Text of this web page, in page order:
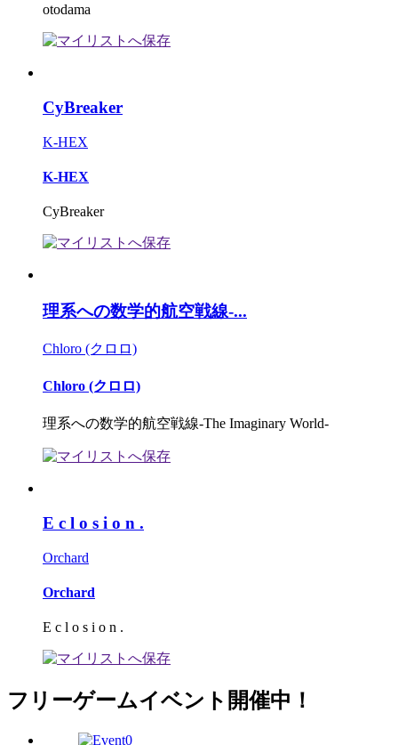
otodama
CyBreaker
K-HEX
K-HEX
CyBreaker
理系への数学的航空戦線-...
Chloro (クロロ)
Chloro (クロロ)
理系への数学的航空戦線-The Imaginary World-
E c l o s i o n .
Orchard
Orchard
E c l o s i o n .
フリーゲームイベント開催中！